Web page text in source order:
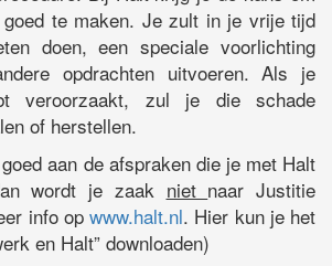
te maken. Je zult in je vrije tijd
doen, een speciale voorlichting
opdrachten uitvoeren. Als je
veroorzaakt, zul je die schade
of herstellen.
aan de afspraken die je met Halt
wordt je zaak niet naar Justitie
info op www.halt.nl. Hier kun je het
en Halt” downloaden)